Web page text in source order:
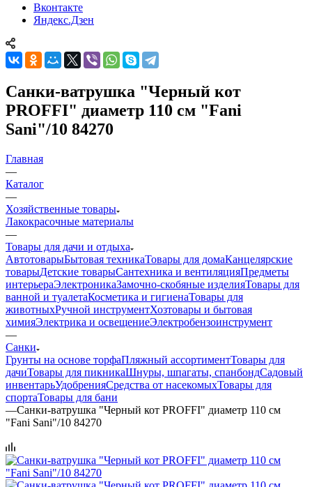
Вконтакте
Яндекс.Дзен
Санки-ватрушка "Черный кот
PROFFI" диаметр 110 см "Fani
Sani"/10 84270
Главная
—
Каталог
—
Хозяйственные товары
Лакокрасочные материалы
—
Товары для дачи и отдыха
АвтотоварыБытовая техникаТовары для домаКанцелярские
товарыДетские товарыСантехника и вентиляцияПредметы
интерьераЭлектроникаЗамочно-скобяные изделияТовары для
ванной и туалетаКосметика и гигиенаТовары для
животныхРучной инструментХозтовары и бытовая
химияЭлектрика и освещениеЭлектробензоинструмент
—
Санки
Грунты на основе торфаПляжный ассортиментТовары для
дачиТовары для пикникаШнуры, шпагаты, спанбондСадовый
инвентарьУдобренияСредства от насекомыхТовары для
спортаТовары для бани
—Санки-ватрушка "Черный кот PROFFI" диаметр 110 см
"Fani Sani"/10 84270